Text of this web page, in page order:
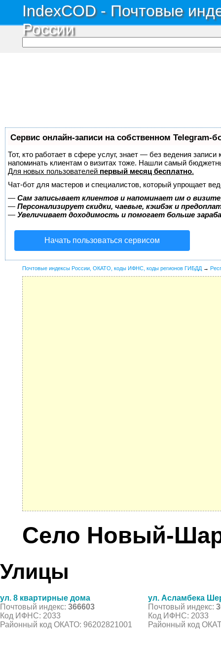
IndexCOD - Почтовые
России
Сервис онлайн-записи на собственном Telegram-
Тот, кто работает в сфере услуг, знает — без ведения
напоминать клиентам о визитах тоже. Нашли самый
Для новых пользователей первый месяц бесплатно.
Чат-бот для мастеров и специалистов, который упрощает
— Сам записывает клиентов и напоминает им о
— Персонализирует скидки, чаевые, кэшбэк и
— Увеличивает доходимость и помогает больше
Начать пользоваться сервисом
Почтовые индексы России, ОКАТО, коды ИФНС, коды регионов ГИБДД →
Село Новый-
Улицы
ул. 8 квартирные дома
Почтовый индекс: 366603
Код ИФНС: 2033
Районный код ОКАТО: 96202821001
ул. Асламбека
Почтовый индекс:
Код ИФНС: 2033
Районный код